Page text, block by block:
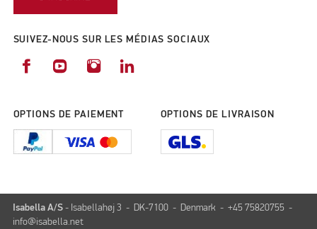
SUIVEZ-NOUS SUR LES MÉDIAS SOCIAUX
OPTIONS DE PAIEMENT OPTIONS DE LIVRAISON
Isabella A/S - Isabellahøj 3 - DK-7100 - Denmark - +45 75820755 -
info@isabella.net